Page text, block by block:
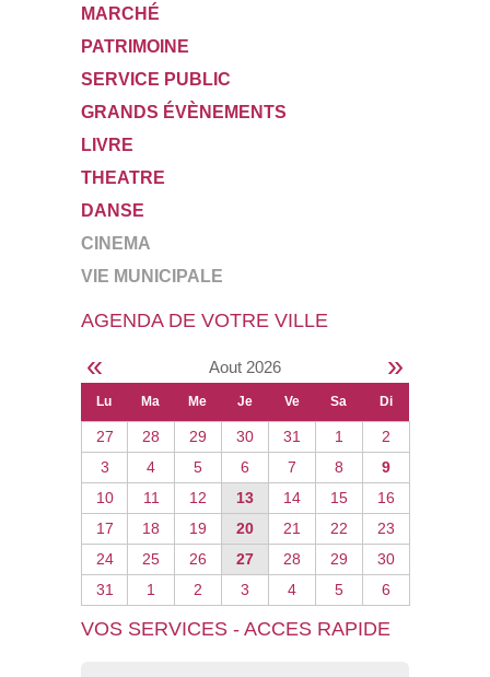
MARCHÉ
PATRIMOINE
SERVICE PUBLIC
GRANDS ÉVÈNEMENTS
LIVRE
THEATRE
DANSE
CINEMA
VIE MUNICIPALE
AGENDA DE VOTRE VILLE
« Aout 2026 »
Lu Ma Me Je Ve Sa Di
27 28 29 30 31 1
2
3
4 5 6 7 8
9
10
11 12 13 14 15
16
17
18 19 20 21 22
23
24
25 26 27 28 29
30
31
1 2 3 4 5 6
VOS SERVICES - ACCES RAPIDE